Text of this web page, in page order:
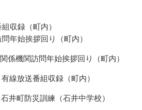
録（町内）
始挨拶回り（町内）
機関訪問年始挨拶回り（町内）
放送番組収録（町内）
町防災訓練（石井中学校）